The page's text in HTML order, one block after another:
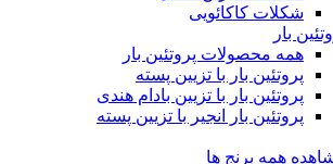
شکلات کاکائویی
بار
همه محصولات پروتئین بار
پروتئین بار با تزیین پسته
پروتئین بار با تزیین بادام هندی
پروتئین بار انجیر با تزیین پسته
همه برنج ها